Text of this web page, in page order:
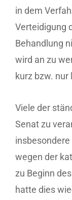
in dem
Verteidigung
Behandlung
wird an zu
kurz bzw.
Viele der
Senat zu
wegen der
zu Beginn
hatte dies